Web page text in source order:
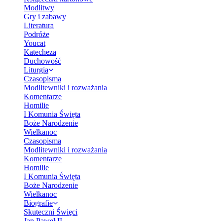
Modlitwy
Gry i zabawy
Literatura
Podróże
Youcat
Katecheza
Duchowość
Liturgia
Czasopisma
Modlitewniki i rozważania
Komentarze
Homilie
I Komunia Święta
Boże Narodzenie
Wielkanoc
Czasopisma
Modlitewniki i rozważania
Komentarze
Homilie
I Komunia Święta
Boże Narodzenie
Wielkanoc
Biografie
Skuteczni Święci